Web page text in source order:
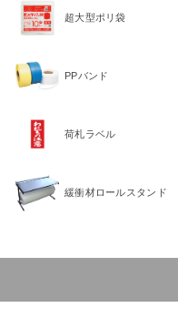
超大型ポリ袋
PPバンド
荷札ラベル
緩衝材ロールスタンド